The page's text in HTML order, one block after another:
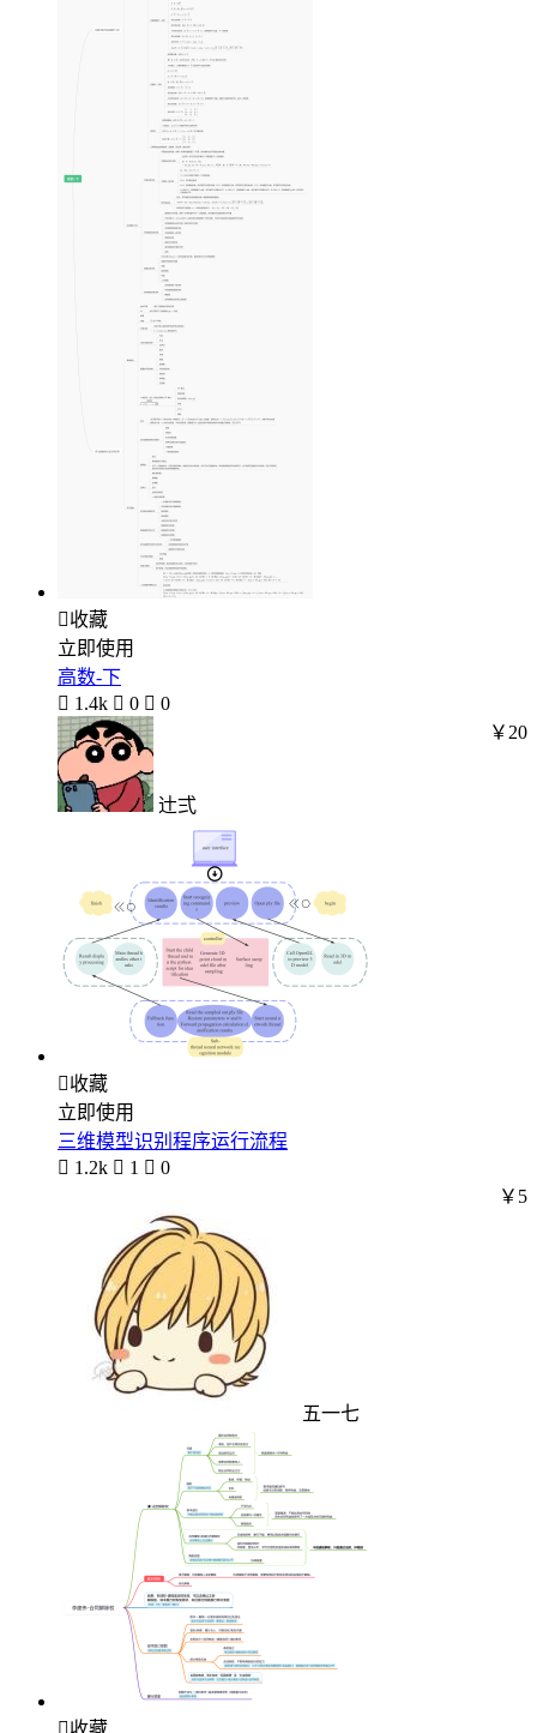
收藏
立即使用
高数-下
 1.4k  0  0
辻弍
￥20
收藏
立即使用
三维模型识别程序运行流程
 1.2k  1  0
五一七
￥5
收藏